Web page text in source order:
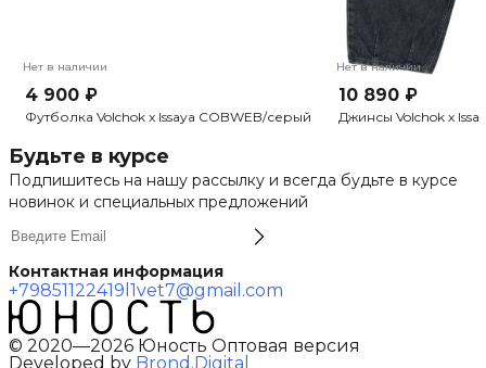
Нет в наличии
4 900 ₽
Футболка Volchok x Issaya COBWEB/серый
Нет в наличии
10 890 ₽
Джинсы Volchok x
Будьте в курсе
Подпишитесь на нашу рассылку и всегда будьте в курсе
новинок и специальных предложений
Контактная информация
+79851122419 l1vet7@gmail.com
© 2020—2026 Юность Оптовая версия
Developed by Brond.Digital